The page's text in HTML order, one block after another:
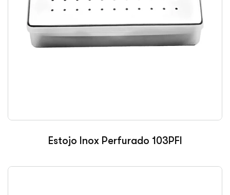
Estojo Inox Perfurado 103PFI